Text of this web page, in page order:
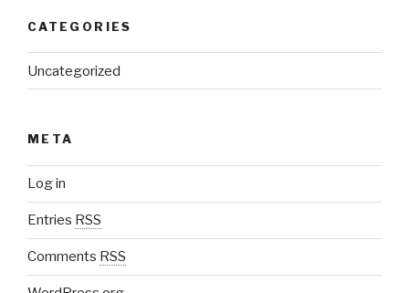
CATEGORIES
Uncategorized
META
Log in
Entries RSS
Comments RSS